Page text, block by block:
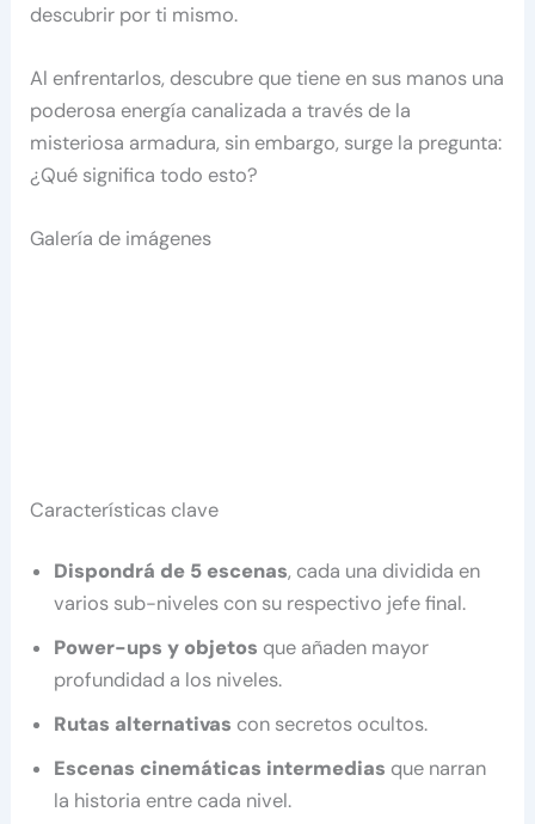
descubrir por ti mismo.
Al enfrentarlos, descubre que tiene en sus manos una
poderosa energía canalizada a través de la
misteriosa armadura, sin embargo, surge la pregunta:
¿Qué significa todo esto?
Galería de imágenes
Características clave
Dispondrá de 5 escenas, cada una dividida en
varios sub-niveles con su respectivo jefe final.
Power-ups y objetos que añaden mayor
profundidad a los niveles.
Rutas alternativas con secretos ocultos.
Escenas cinemáticas intermedias que narran
la historia entre cada nivel.